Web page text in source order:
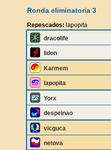
Ronda eliminatoria 3
Repescados: lapopita
dracolife
lidon
Karmem
lapopita
Yorx
despeinao
vicguca
netova